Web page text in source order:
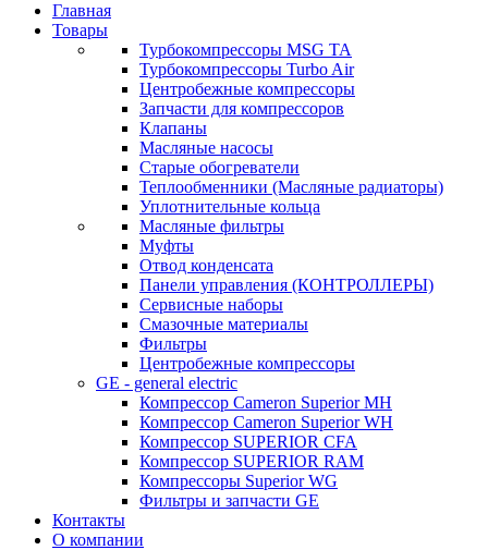
Главная
Товары
Турбокомпрессоры MSG TA
Турбокомпрессоры Turbo Air
Центробежные компрессоры
Запчасти для компрессоров
Клапаны
Масляные насосы
Старые обогреватели
Теплообменники (Масляные радиаторы)
Уплотнительные кольца
Масляные фильтры
Муфты
Отвод конденсата
Панели управления (КОНТРОЛЛЕРЫ)
Сервисные наборы
Смазочные материалы
Фильтры
Центробежные компрессоры
GE - general electric
Компрессор Cameron Superior MH
Компрессор Cameron Superior WH
Компрессор SUPERIOR CFA
Компрессор SUPERIOR RAM
Компрессоры Superior WG
Фильтры и запчасти GE
Контакты
О компании